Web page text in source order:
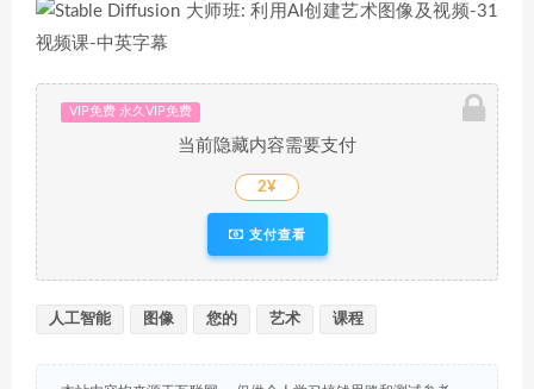
VIP免费 永久VIP免费
当前隐藏内容需要支付
2¥
支付查看
人工智能 图像 您的 艺术 课程